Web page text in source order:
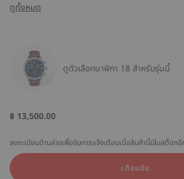
ดูทั้งหมด
ดูตัวเลือกนาฬิกา 18 สำหรับรุ่นนี้
฿ 13,500.00
ลงทะเบียนด้านล่างเพื่อรับการแจ้งเตือนเมื่อสินค้านี้มีในสต็อก
เตือนฉัน